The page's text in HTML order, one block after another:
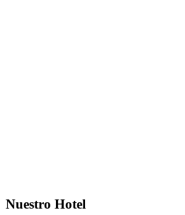
Nuestro Hotel